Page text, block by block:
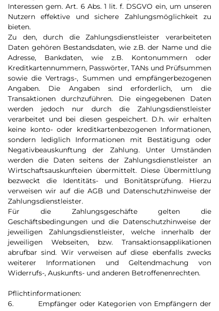
Interessen gem. Art. 6 Abs. 1 lit. f. DSGVO ein, um unseren
Nutzern effektive und sichere Zahlungsmöglichkeit zu
bieten.
Zu den, durch die Zahlungsdienstleister verarbeiteten
Daten gehören Bestandsdaten, wie z.B. der Name und die
Adresse, Bankdaten, wie z.B. Kontonummern oder
Kreditkartennummern, Passwörter, TANs und Prüfsummen
sowie die Vertrags-, Summen und empfängerbezogenen
Angaben. Die Angaben sind erforderlich, um die
Transaktionen durchzuführen. Die eingegebenen Daten
werden jedoch nur durch die Zahlungsdienstleister
verarbeitet und bei diesen gespeichert. D.h. wir erhalten
keine konto- oder kreditkartenbezogenen Informationen,
sondern lediglich Informationen mit Bestätigung oder
Negativbeauskunftung der Zahlung. Unter Umständen
werden die Daten seitens der Zahlungsdienstleister an
Wirtschaftsauskunfteien übermittelt. Diese Übermittlung
bezweckt die Identitäts- und Bonitätsprüfung. Hierzu
verweisen wir auf die AGB und Datenschutzhinweise der
Zahlungsdienstleister.
Für die Zahlungsgeschäfte gelten die
Geschäftsbedingungen und die Datenschutzhinweise der
jeweiligen Zahlungsdienstleister, welche innerhalb der
jeweiligen Webseiten, bzw. Transaktionsapplikationen
abrufbar sind. Wir verweisen auf diese ebenfalls zwecks
weiterer Informationen und Geltendmachung von
Widerrufs-, Auskunfts- und anderen Betroffenenrechten.
Pflichtinformationen:
6. Empfänger oder Kategorien von Empfängern der